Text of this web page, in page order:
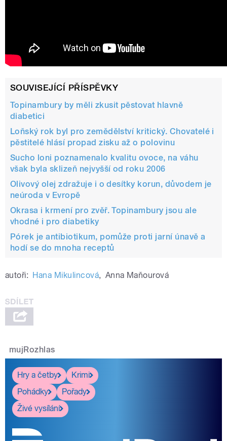
SOUVISEJÍCÍ PŘÍSPĚVKY
Topinambury by měli zkusit pěstovat hlavně
diabetici
Loňský rok byl pro zemědělství kritický. Chovatelé i
pěstitelé hlásí propad zisku až o polovinu
Sucho loni poznamenalo kvalitu ovoce, na váhu
však byla sklizeň nejvyšší od roku 2006
Olivový olej zdražuje i o desítky korun, důvodem je
neúroda v Evropě
Okrasa i krmení pro zvěř. Topinambury jsou ale
vhodné i pro diabetiky
Pórek je antibiotikum, pomůže proti jarní únavě a
hodí se do mnoha receptů
autoři: Hana Mikulincová, Anna Maňourová
mujRozhlas
Hry a četby
Krimi
Pohádky
Pořady
Živé vysílání